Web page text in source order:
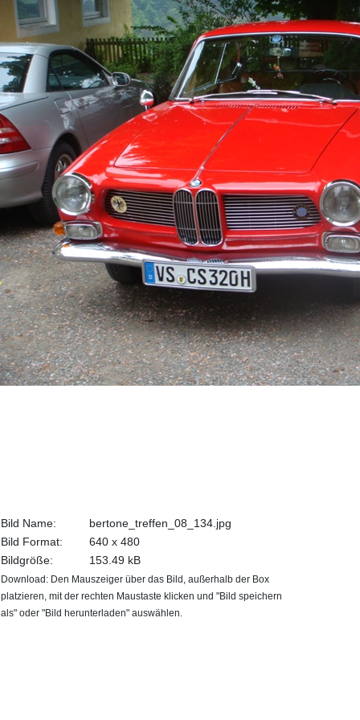
Bild Name:
bertone_treffen_08_134.jpg
Bild Format:
640 x 480
Bildgröße:
153.49 kB
Download: Den Mauszeiger über das Bild, außerhalb der Box
platzieren, mit der rechten Maustaste klicken und "Bild speichern
als" oder "Bild herunterladen" auswählen.